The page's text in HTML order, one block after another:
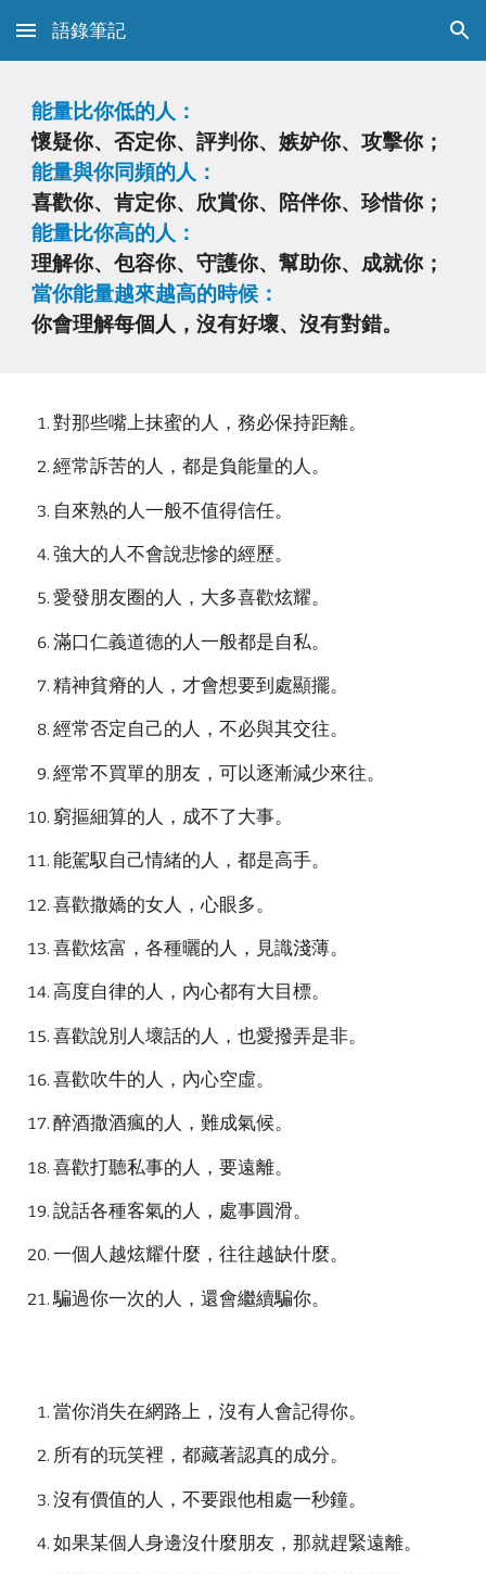
Skip to main content Skip to navigation
語錄筆記
能量比你低的人：
懷疑你、否定你、評判你、嫉妒你、攻擊你；
能量與你同頻的人：
喜歡你、肯定你、欣賞你、陪伴你、珍惜你；
能量比你高的人：
理解你、包容你、守護你、幫助你、成就你；
當你能量越來越高的時候：
你會理解每個人，沒有好壞、沒有對錯。
對那些嘴上抹蜜的人，務必保持距離。
經常訴苦的人，都是負能量的人。
自來熟的人一般不值得信任。
強大的人不會說悲慘的經歷。
愛發朋友圈的人，大多喜歡炫耀。
滿口仁義道德的人一般都是自私。
精神貧瘠的人，才會想要到處顯擺。
經常否定自己的人，不必與其交往。
經常不買單的朋友，可以逐漸減少來往。
窮摳細算的人，成不了大事。
能駕馭自己情緒的人，都是高手。
喜歡撒嬌的女人，心眼多。
喜歡炫富，各種曬的人，見識淺薄。
高度自律的人，內心都有大目標。
喜歡說別人壞話的人，也愛撥弄是非。
喜歡吹牛的人，內心空虛。
醉酒撒酒瘋的人，難成氣候。
喜歡打聽私事的人，要遠離。
說話各種客氣的人，處事圓滑。
一個人越炫耀什麼，往往越缺什麼。
騙過你一次的人，還會繼續騙你。
當你消失在網路上，沒有人會記得你。
所有的玩笑裡，都藏著認真的成分。
沒有價值的人，不要跟他相處一秒鐘。
如果某個人身邊沒什麼朋友，那就趕緊遠離。